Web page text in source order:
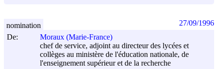
De:
Moraux (Marie-France)
chef de service, adjoint au directeur des lycées et
collèges au ministère de l'éducation nationale, de
l'enseignement supérieur et de la recherche
nomination 27/09/1996